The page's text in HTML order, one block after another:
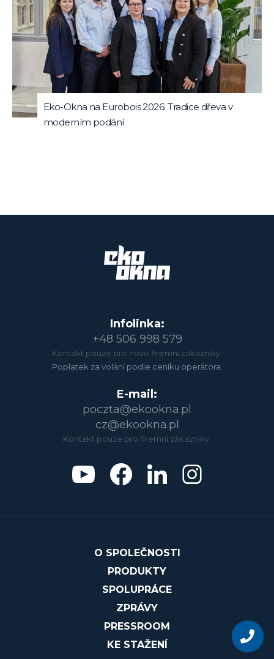
Eko-Okna na Eurobois 2026: Tradice dřeva v
moderním podání
Infolinka:
+48 506 998 579
Kontakt pouze pro nové firemní zákazníky.
Poplatek za volání podle ceníku operátora.
E-mail:
poczta@ekookna.pl
cz@ekookna.pl
Kontakt pouze pro firemní zákazníky.
O SPOLEČNOSTI
PRODUKTY
SPOLUPRÁCE
ZPRÁVY
PRESSROOM
KE STAŽENÍ
Zeptejte
se
na
produkt